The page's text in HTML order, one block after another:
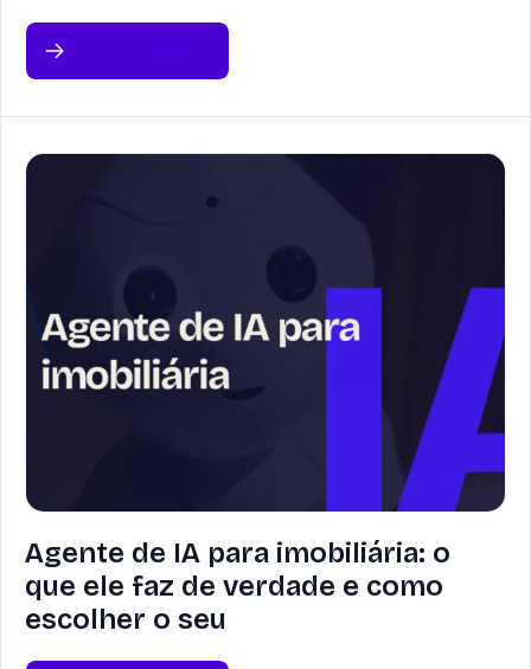
Agente de IA para imobiliária: o
que ele faz de verdade e como
escolher o seu